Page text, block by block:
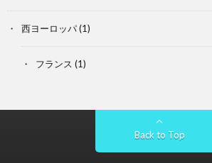
西ヨーロッパ(1)
フランス (1)
Back to Top